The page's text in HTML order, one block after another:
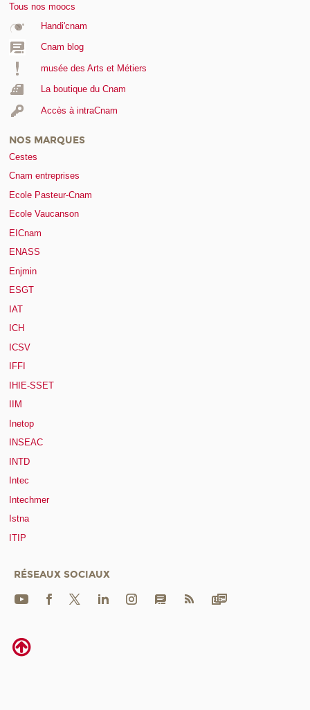
Tous nos moocs
Handi'cnam
Cnam blog
musée des Arts et Métiers
La boutique du Cnam
Accès à intraCnam
NOS MARQUES
Cestes
Cnam entreprises
Ecole Pasteur-Cnam
Ecole Vaucanson
EICnam
ENASS
Enjmin
ESGT
IAT
ICH
ICSV
IFFI
IHIE-SSET
IIM
Inetop
INSEAC
INTD
Intec
Intechmer
Istna
ITIP
RÉSEAUX SOCIAUX